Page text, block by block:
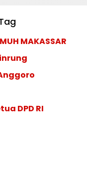
MAKASSAR
DPD RI